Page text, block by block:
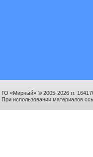
ГО «Мирный» © 2005-2026 гг.
При использовании материалов